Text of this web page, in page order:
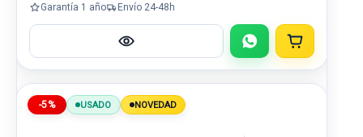
Garantía 1 año Envío 24-48h
-5% USADO NOVEDAD